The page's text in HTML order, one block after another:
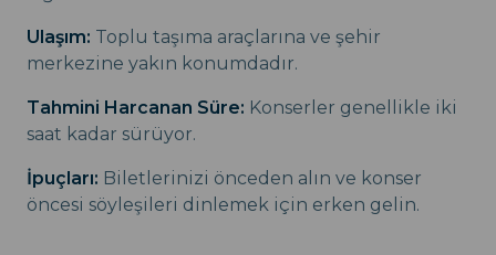
Ulaşım: Toplu taşıma araçlarına ve şehir
merkezine yakın konumdadır.
Tahmini Harcanan Süre: Konserler genellikle iki
saat kadar sürüyor.
İpuçları: Biletlerinizi önceden alın ve konser
öncesi söyleşileri dinlemek için erken gelin.